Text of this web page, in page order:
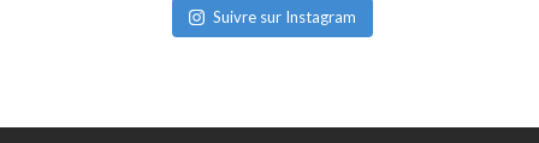
Suivre sur Instagram